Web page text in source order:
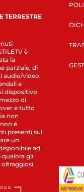
TERRESTRE
è
la
parziale, di
audio/video,
e
dispositivo
di
e tutto
non
è
presenti sul
un
ad
qualora gli